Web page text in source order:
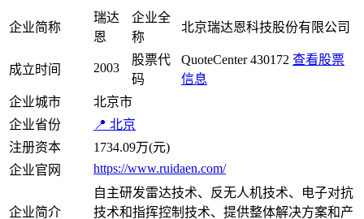
企业简称
瑞达
恩
企业全
称
北京瑞达恩科技股份有限公司
成立时间 2003
股票代
码
QuoteCenter 430172 查看股票
信息
企业城市
北京市
企业省份
📍 北京
注册资本
1734.09万(元)
企业官网
https://www.ruidaen.com/
企业简介
自主研发雷达技术、反无人机技术、电子对抗
技术和指挥控制技术、提供整体解决方案和产